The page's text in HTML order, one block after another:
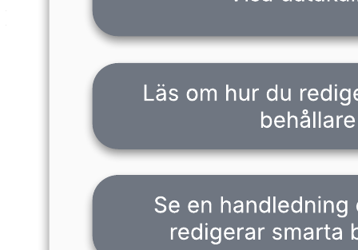
– Snabbt se status för dina uppgifter.
handlingsplan med smarta behållare som du kan anpassa till ditt
användningsområde.